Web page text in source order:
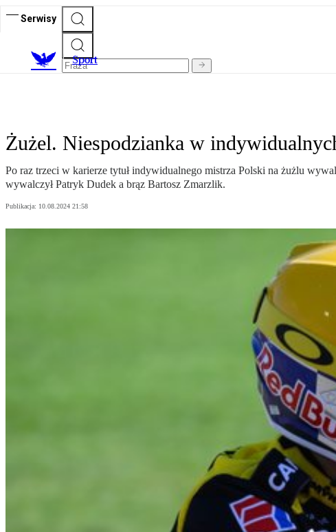
Serwisy
Sport
Żużel. Niespodzianka w
Po raz trzeci w karierze tytuł indywidualnego mistrza Polski na żużlu
wywalczył Patryk Dudek a brąz Bartosz Zmarzlik.
Publikacja: 10.08.2024 21:58